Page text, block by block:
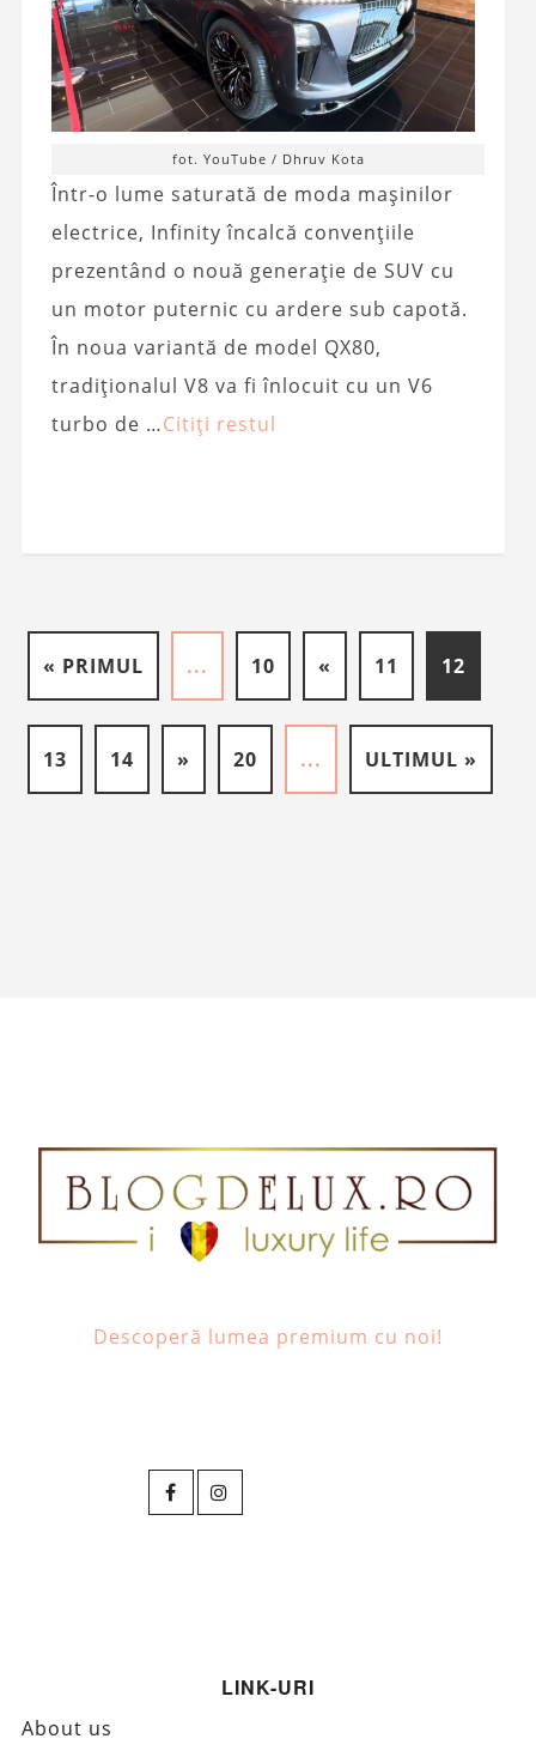
fot. YouTube / Dhruv Kota
Într-o lume saturată de moda mașinilor
electrice, Infinity încalcă convențiile
prezentând o nouă generație de SUV cu
un motor puternic cu ardere sub capotă.
În noua variantă de model QX80,
tradiționalul V8 va fi înlocuit cu un V6
turbo de …Citiți restul
« PRIMUL ... 10 « 11 12
13 14 » 20 ... ULTIMUL »
Descoperă lumea premium cu noi!
LINK-URI
About us